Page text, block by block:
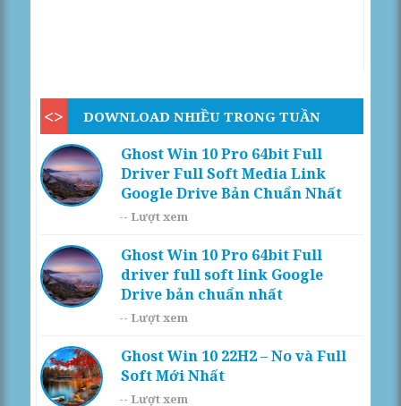
DOWNLOAD NHIỀU TRONG TUẦN
Ghost Win 10 Pro 64bit Full
Driver Full Soft Media Link
Google Drive Bản Chuẩn Nhất
-- Lượt xem
Ghost Win 10 Pro 64bit Full
driver full soft link Google
Drive bản chuẩn nhất
-- Lượt xem
Ghost Win 10 22H2 – No và Full
Soft Mới Nhất
-- Lượt xem